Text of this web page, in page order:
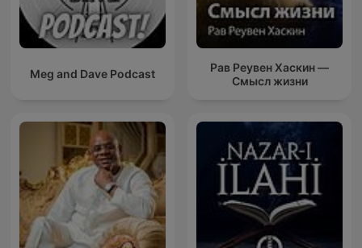
Meg and Dave Podcast
Рав Реувен Хаскин —
Смысл жизни